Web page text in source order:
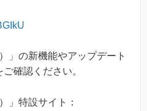
」の新機能やアップデート
確認ください。
」特設サイト：